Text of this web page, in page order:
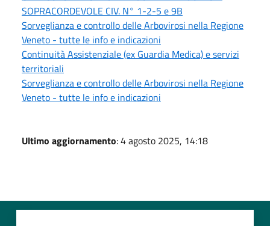
SOPRACORDEVOLE CIV. N° 1-2-5 e 9B
Sorveglianza e controllo delle Arbovirosi nella Regione
Veneto - tutte le info e indicazioni
Continuità Assistenziale (ex Guardia Medica) e servizi
territoriali
Sorveglianza e controllo delle Arbovirosi nella Regione
Veneto - tutte le info e indicazioni
Ultimo aggiornamento: 4 agosto 2025, 14:18